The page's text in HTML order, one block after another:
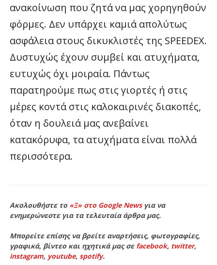
ανακοίνωση που ζητά να μας χορηγηθούν
φόρμες. Δεν υπάρχει καμιά απολύτως
ασφάλεια στους δικυκλιστές της SPEEDEX.
Δυστυχώς έχουν συμβεί και ατυχήματα,
ευτυχώς όχι μοιραία. Πάντως
παρατηρούμε πως στις γιορτές ή στις
μέρες κοντά στις καλοκαιρινές διακοπές,
όταν η δουλειά μας ανεβαίνει
κατακόρυφα, τα ατυχήματα είναι πολλά
περισσότερα.
Ακολουθήστε το «Ξ» στο Google Newsγια να
ενημερώνεστε για τα τελευταία άρθρα μας.
Μπορείτε επίσης να βρείτε αναρτήσεις, φωτογραφίες,
γραφικά, βίντεο και ηχητικά μας σε facebook, twitter,
instagram, youtube, spotify.